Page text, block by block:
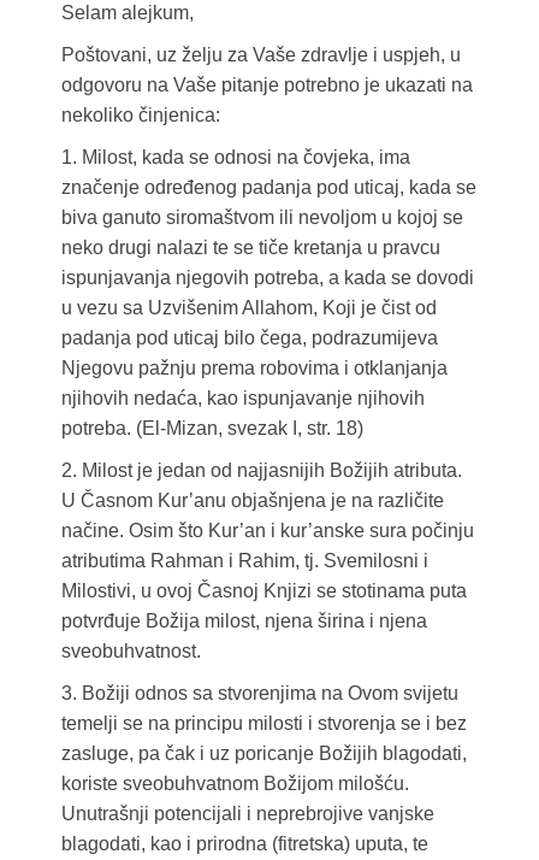
Selam alejkum,
Poštovani, uz želju za Vaše zdravlje i uspjeh, u
odgovoru na Vaše pitanje potrebno je ukazati na
nekoliko činjenica:
1. Milost, kada se odnosi na čovjeka, ima
značenje određenog padanja pod uticaj, kada se
biva ganuto siromaštvom ili nevoljom u kojoj se
neko drugi nalazi te se tiče kretanja u pravcu
ispunjavanja njegovih potreba, a kada se dovodi
u vezu sa Uzvišenim Allahom, Koji je čist od
padanja pod uticaj bilo čega, podrazumijeva
Njegovu pažnju prema robovima i otklanjanja
njihovih nedaća, kao ispunjavanje njihovih
potreba. (El-Mizan, svezak I, str. 18)
2. Milost je jedan od najjasnijih Božijih atributa.
U Časnom Kur’anu objašnjena je na različite
načine. Osim što Kur’an i kur’anske sura počinju
atributima Rahman i Rahim, tj. Svemilosni i
Milostivi, u ovoj Časnoj Knjizi se stotinama puta
potvrđuje Božija milost, njena širina i njena
sveobuhvatnost.
3. Božiji odnos sa stvorenjima na Ovom svijetu
temelji se na principu milosti i stvorenja se i bez
zasluge, pa čak i uz poricanje Božijih blagodati,
koriste sveobuhvatnom Božijom milošću.
Unutrašnji potencijali i neprebrojive vanjske
blagodati, kao i prirodna (fitretska) uputa, te